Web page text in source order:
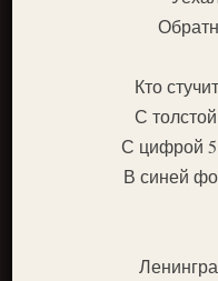
Кто
С
С цифрой
В синей